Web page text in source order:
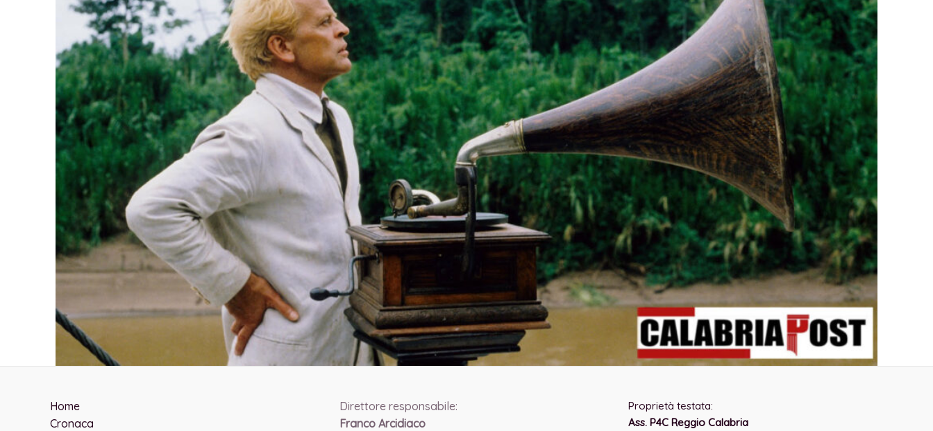
Home
Cronaca
Direttore responsabile:
Franco Arcidiaco
Proprietà testata:
Ass. P4C Reggio Calabria